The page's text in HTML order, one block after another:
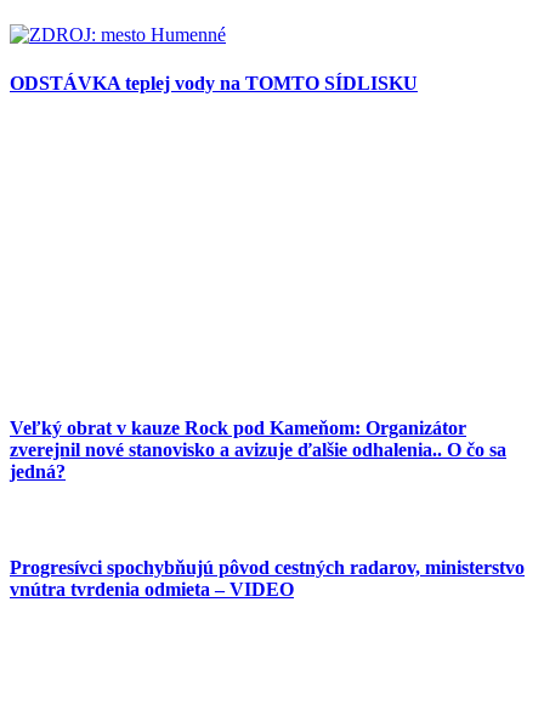
ODSTÁVKA teplej vody na TOMTO SÍDLISKU
Veľký obrat v kauze Rock pod Kameňom: Organizátor
zverejnil nové stanovisko a avizuje ďalšie odhalenia.. O čo sa
jedná?
Progresívci spochybňujú pôvod cestných radarov, ministerstvo
vnútra tvrdenia odmieta – VIDEO